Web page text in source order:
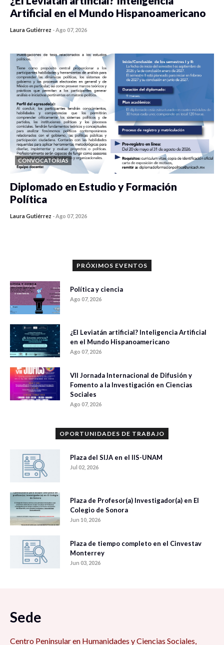
Artificial en el Mundo Hispanoamericano
Laura Gutiérrez -Ago 07, 2026
CONVOCATORIAS
Diplomado en Estudio y Formación
Política
Laura Gutiérrez -Ago 07, 2026
PRÓXIMOS EVENTOS
Política y ciencia
Ago 07, 2026
¿El Leviatán artificial? Inteligencia Artificial
en el Mundo Hispanoamericano
Ago 07, 2026
VII Jornada Internacional de Difusión y
Fomento a la Investigación en Ciencias
Sociales
Ago 07, 2026
OPORTUNIDADES DE TRABAJO
Plaza del SIJA en el IIS-UNAM
Jul 02, 2026
Plaza de Profesor(a) Investigador(a) en El
Colegio de Sonora
Jun 10, 2026
Plaza de tiempo completo en el Cinvestav
Monterrey
Jun 03, 2026
Sede
Centro Peninsular en Humanidades y Ciencias Sociales,